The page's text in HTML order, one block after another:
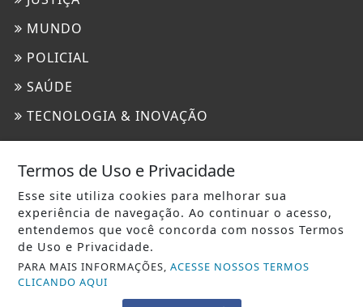
MUNDO
POLICIAL
SAÚDE
TECNOLOGIA & INOVAÇÃO
PAINEL DO USUÁRIO
EXPEDIENTE
TERMOS DE USO E PRIVACIDADE
Termos de Uso e Privacidade
Esse site utiliza cookies para melhorar sua
experiência de navegação. Ao continuar o acesso,
entendemos que você concorda com nossos Termos
de Uso e Privacidade.
PARA MAIS INFORMAÇÕES,ACESSE NOSSOS TERMOS
CLICANDO AQUI